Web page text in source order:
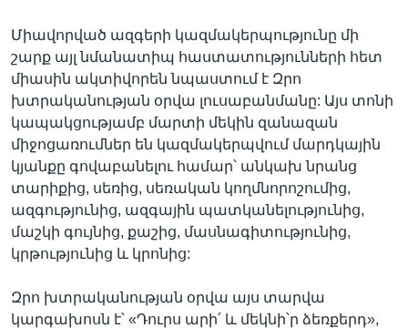
Միավորված ազգերի կազմակերպությունը մի
շարք այլ նմանատիպ հաստատությունների հետ
միասին ակտիվորեն նպաստում է Զրո
խտրականության օրվա լուսաբանմանը: Այս տոնի
կապակցությամբ մարտի մեկին զանազան
միջոցառումներ են կազմակերպվում մարդկային
կյանքը գովաբանելու համար՝ անկախ նրանց
տարիքից, սեռից, սեռական կողմնորոշումից,
ազգությունից, ազգային պատկանելությունից,
մաշկի գույնից, քաշից, մասնագիտությունից,
կրթությունից և կրոնից:
Զրո խտրականության օրվա այս տարվա
կարգախոսն է՝ «Դուրս արի՛ և մեկնի՝ր ձեռքերդ»,